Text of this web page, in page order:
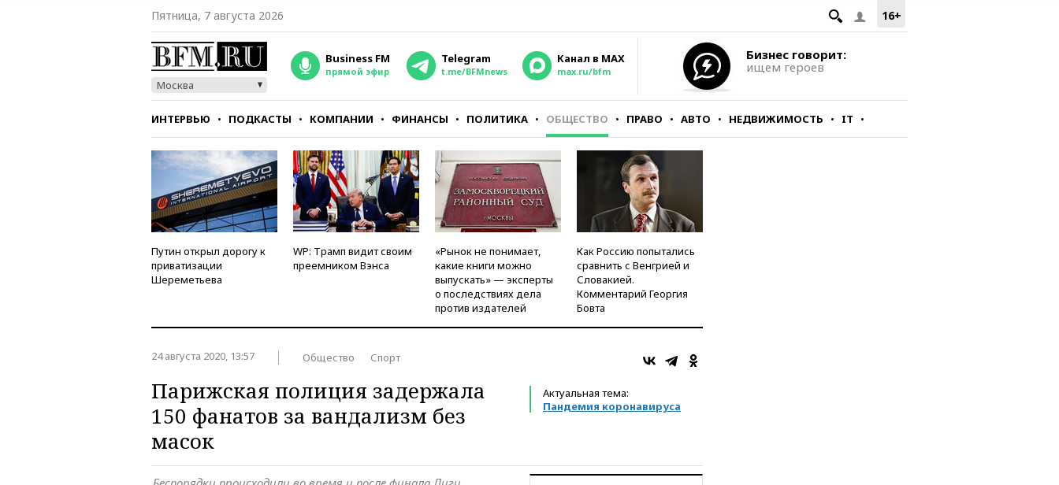
16+
Пятница, 7 августа 2026
Москва
Business FM
прямой эфир
Telegram
t.me/BFMnews
Канал в MAX
max.ru/bfm
Бизнес говорит:
ищем героев
ИНТЕРВЬЮ ПОДКАСТЫ КОМПАНИИ ФИНАНСЫ ПОЛИТИКА ОБЩЕСТВО ПРАВО АВТО НЕДВИЖИМОСТЬ IT
СТИЛЬ ТЕСТЫ
Путин открыл дорогу к
приватизации
Шереметьева
WP: Трамп видит своим
преемником Вэнса
«Рынок не понимает,
какие книги можно
выпускать» — эксперты
о последствиях дела
против издателей
Как Россию попытались
сравнить с Венгрией и
Словакией.
Комментарий Георгия
Бовта
24 августа 2020, 13:57 Общество Спорт
Актуальная тема:
Пандемия коронавируса
Парижская полиция задержала
150 фанатов за вандализм без
масок